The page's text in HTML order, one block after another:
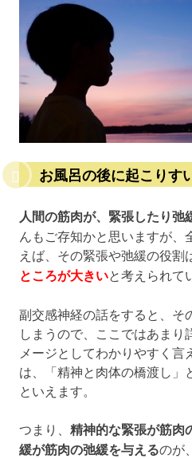
お風呂の後に起こりす
人間の筋肉が、緊張したり弛
んもご存知かと思いますが、
えば、その緊張や弛緩の役割
ところが大きいと考えられて
副交感神経の話をすると、そ
しまうので、ここではあまり
メージとしてわかりやすく
は、「精神と肉体の橋渡し」
といえます。
つまり、 精神的な緊張が筋肉
緩が筋肉の弛緩を与えるのが